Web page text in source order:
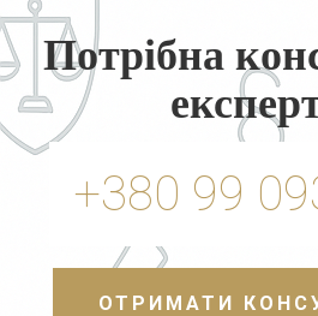
Потрібна
+380 99
ОТРИМАТИ